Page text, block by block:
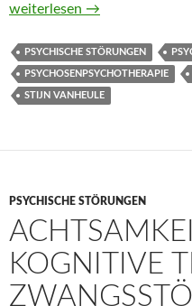
Why Psychosis Is Not So
weiterlesen →
PSYCHISCHE STÖRUNGEN
PSYCHOSENPSYCHOTHERAPIE
STIJN VANHEULE
PSYCHISCHE STÖRUNGEN
KOGNITIVE